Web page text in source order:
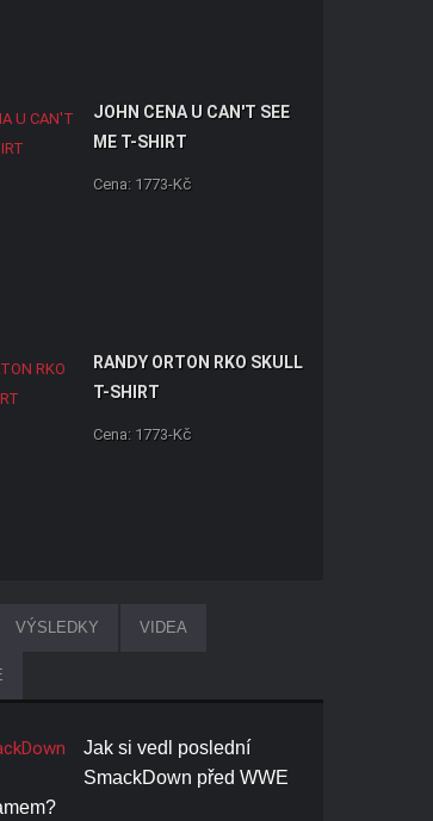
JOHN CENA U CAN'T SEE
ME T-SHIRT
Cena: 1773-Kč
RANDY ORTON RKO SKULL
T-SHIRT
Cena: 1773-Kč
VÝSLEDKY VIDEA
Jak si vedl poslední
SmackDown před WWE